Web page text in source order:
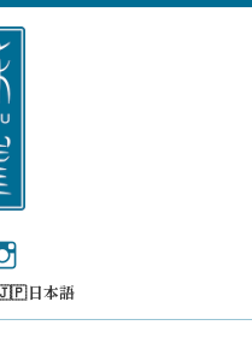
s
t
日本語